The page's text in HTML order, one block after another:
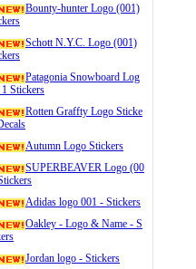
Bounty-hunter Logo (001)
Schott N.Y.C. Logo (001)
Patagonia Snowboard Log
Stickers
Rotten Graffty Logo Sticke
Autumn Logo Stickers
SUPERBEAVER Logo (00
Adidas logo 001 - Stickers
Oakley - Logo & Name - S
Jordan logo - Stickers